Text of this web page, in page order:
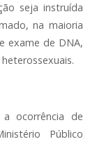
seja instruída
na maioria
exame de DNA,
ocorrência de
Público